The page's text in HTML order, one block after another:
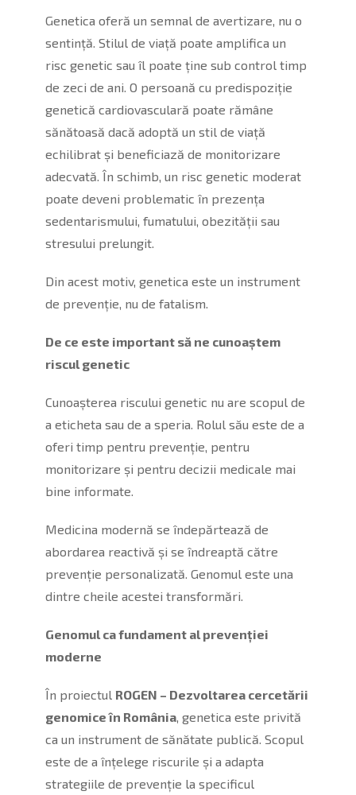
Genetica oferă un semnal de avertizare, nu o
sentință. Stilul de viață poate amplifica un
risc genetic sau îl poate ține sub control timp
de zeci de ani. O persoană cu predispoziție
genetică cardiovasculară poate rămâne
sănătoasă dacă adoptă un stil de viață
echilibrat și beneficiază de monitorizare
adecvată. În schimb, un risc genetic moderat
poate deveni problematic în prezența
sedentarismului, fumatului, obezității sau
stresului prelungit.
Din acest motiv, genetica este un instrument
de prevenție, nu de fatalism.
De ce este important să ne cunoaștem
riscul genetic
Cunoașterea riscului genetic nu are scopul de
a eticheta sau de a speria. Rolul său este de a
oferi timp pentru prevenție, pentru
monitorizare și pentru decizii medicale mai
bine informate.
Medicina modernă se îndepărtează de
abordarea reactivă și se îndreaptă către
prevenție personalizată. Genomul este una
dintre cheile acestei transformări.
Genomul ca fundament al prevenției
moderne
În proiectul ROGEN – Dezvoltarea cercetării
genomice în România, genetica este privită
ca un instrument de sănătate publică. Scopul
este de a înțelege riscurile și a adapta
strategiile de prevenție la specificul